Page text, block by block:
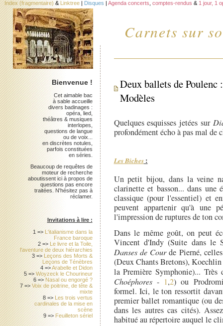
Carnets sur
Index (fragmentaire) & Linktree | Disques | Agenda concerts comptes-rendus & 1 jour, 1
Deux ballets de
Modèles
Quelques esquisses jetées sur
profondément écho à pas mal de
Les Biches:
Un petit bijou, dans la veine
clarinette et basson... dans
classique (pour l'essentiel) et
peuvent appartenir qu'à une
l'impression de ruptures de ton
Dans le même goût, on peut
Vincent d'Indy (Suite dans le
Danses de Courde Pierné,
(Deux Chants Bretons),
la Première Symphonie)...
Choéphores- 1,2) ou
formel. Ici, le ton ressortit
premier ballet romantique (ou
dans les autres cas cités).
habitué au répertoire auquel le
Bienvenue !
Cet aimable bac
à sable accueille
divers badinages :
opéra, lied,
théâtres & musiques
interlopes,
questions de langue
ou de voix...
en discrètes notules,
parfois constituées
en séries.
Beaucoup de requêtes de
moteur de recherche
aboutissent ici à propos de
questions pas encore
traitées. N'hésitez pas à
réclamer.
Invitations à lire :
1 => L'italianisme dans la
France baroque
2 => Le livre et la Toile,
l'aventure de deux hiérarchies
3 => Leçons des Morts &
Leçons de Ténèbres
4 =>Arabelle et Didon
5 =>Woyzeck le Chourineur
6 => Nasal ou engorgé ?
7 =>Voix de poitrine, de tête &
mixte
8 => Les trois vertus
cardinales de la mise en
scène
9 => Feuilleton sériel